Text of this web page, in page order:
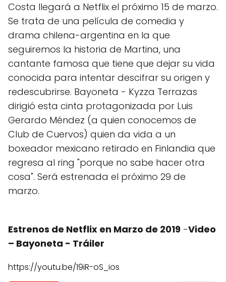
Costa llegará a Netflix el próximo 15 de marzo.
Se trata de una película de comedia y
drama chilena-argentina en la que
seguiremos la historia de Martina, una
cantante famosa que tiene que dejar su vida
conocida para intentar descifrar su origen y
redescubrirse. Bayoneta - Kyzza Terrazas
dirigió esta cinta protagonizada por Luis
Gerardo Méndez (a quien conocemos de
Club de Cuervos) quien da vida a un
boxeador mexicano retirado en Finlandia que
regresa al ring "porque no sabe hacer otra
cosa". Será estrenada el próximo 29 de
marzo.
Estrenos de Netflix en Marzo de 2019 -Video
– Bayoneta - Tráiler
https://youtu.be/19iR-oS_ios